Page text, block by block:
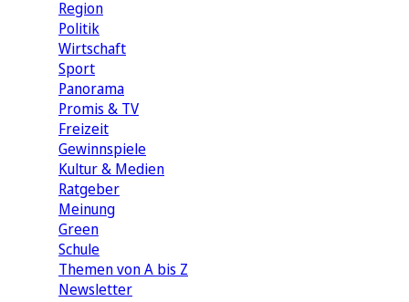
Region
Politik
Wirtschaft
Sport
Panorama
Promis & TV
Freizeit
Gewinnspiele
Kultur & Medien
Ratgeber
Meinung
Green
Schule
Themen von A bis Z
Newsletter